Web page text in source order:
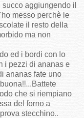
aggiungendo il
messo perchè le
il resto della
ma non
ed i bordi con lo
i pezzi di ananas e
ananas fate uno
che si riempiano
del forno a
stecchino..